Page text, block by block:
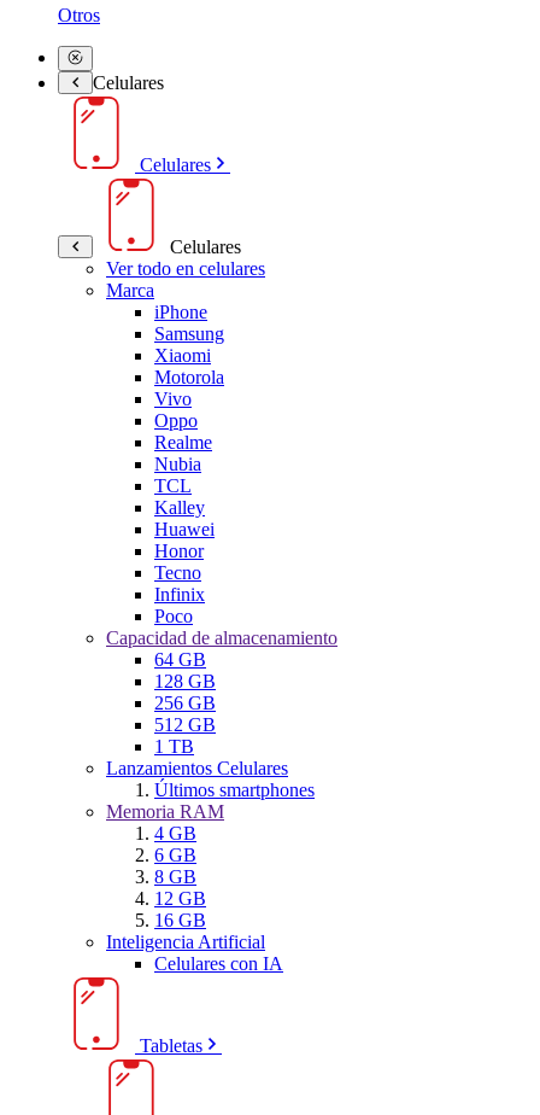
Otros
Celulares
Celulares
Celulares
Ver todo en celulares
Marca
iPhone
Samsung
Xiaomi
Motorola
Vivo
Oppo
Realme
Nubia
TCL
Kalley
Huawei
Honor
Tecno
Infinix
Poco
Capacidad de almacenamiento
64 GB
128 GB
256 GB
512 GB
1 TB
Lanzamientos Celulares
Últimos smartphones
Memoria RAM
4 GB
6 GB
8 GB
12 GB
16 GB
Inteligencia Artificial
Celulares con IA
Tabletas